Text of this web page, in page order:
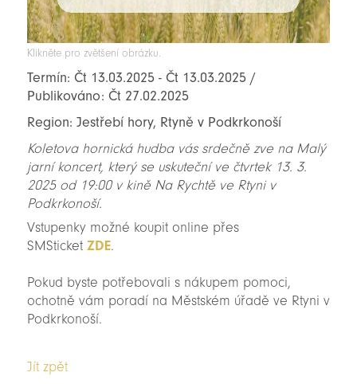
Klikněte pro zvětšení obrázku.
Termín: Čt 13.03.2025 - Čt 13.03.2025 /
Publikováno: Čt 27.02.2025
Region: Jestřebí hory, Rtyně v Podkrkonoší
Koletova hornická hudba vás srdečně zve na Malý
jarní koncert, který se uskuteční ve čtvrtek 13. 3.
2025 od 19:00 v kině Na Rychtě ve Rtyni v
Podkrkonoší.
Vstupenky možné koupit online přes
SMSticket ZDE.
Pokud byste potřebovali s nákupem pomoci,
ochotně vám poradí na Městském úřadě ve Rtyni v
Podkrkonoší.
Jít zpět